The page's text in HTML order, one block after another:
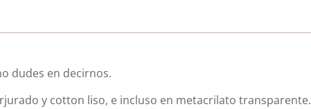
dudes en decirnos.
y cotton liso, e incluso en metacrilato transparente.